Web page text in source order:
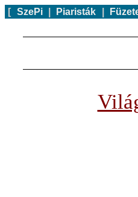
[ SzePi Piaristák